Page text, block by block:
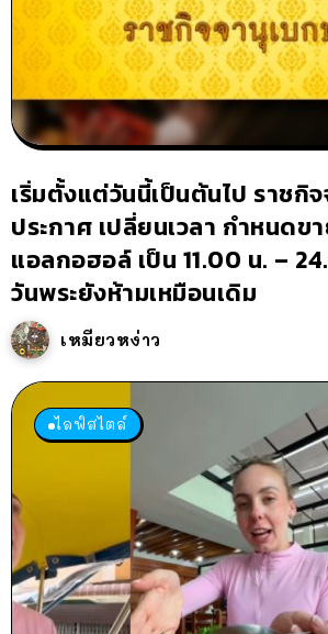
เริ่มตั้งแต่วันนี้เป็นต้นไป ราชกิ
ประกาศ เปลี่ยนเวลา กำหนดข
แอลกอฮอล์ เป็น 11.00 น. –
วันพระยังห้ามเหมือนเดิม
เหมียวหง่าว
ไลฟ์สไตล์